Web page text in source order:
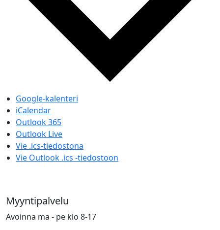
Google-kalenteri
iCalendar
Outlook 365
Outlook Live
Vie .ics-tiedostona
Vie Outlook .ics -tiedostoon
Myyntipalvelu
Avoinna ma - pe klo 8-17